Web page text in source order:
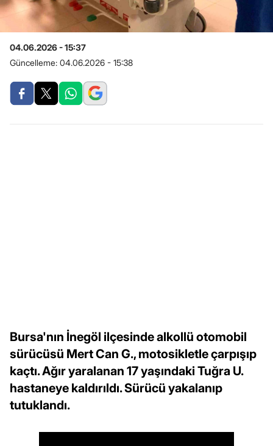
04.06.2026 - 15:37
Güncelleme: 04.06.2026 - 15:38
Bursa'nın İnegöl ilçesinde alkollü otomobil
sürücüsü Mert Can G., motosikletle çarpışıp
kaçtı. Ağır yaralanan 17 yaşındaki Tuğra U.
hastaneye kaldırıldı. Sürücü yakalanıp
tutuklandı.